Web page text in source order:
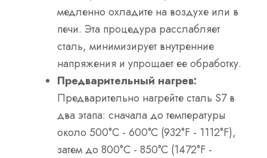
медленно охладите на воздухе или в
печи. Эта процедура расслабляет
сталь, минимизирует внутренние
напряжения и упрощает ее обработку.
Предварительный нагрев:
Предварительно нагрейте сталь S7 в
два этапа: сначала до температуры
около 500°C - 600°C (932°F - 1112°F),
затем до 800°C - 850°C (1472°F -